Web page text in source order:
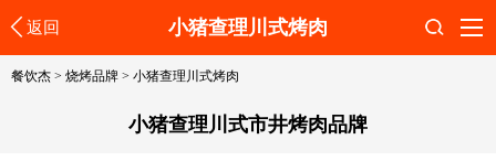
返回 小猪查理川式烤肉
餐饮杰 > 烧烤品牌 > 小猪查理川式烤肉
小猪查理川式市井烤肉品牌